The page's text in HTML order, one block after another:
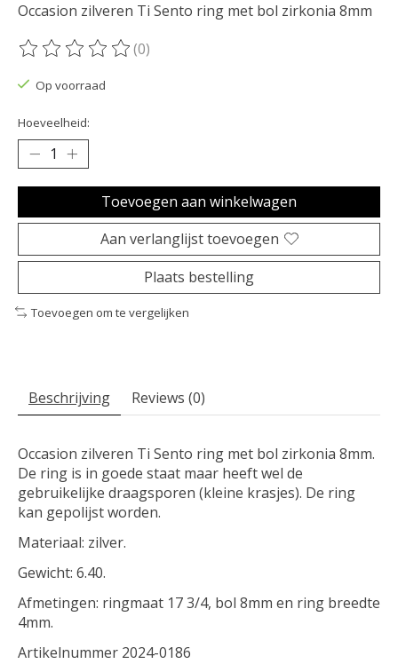
Occasion zilveren Ti Sento ring met bol zirkonia 8mm
De beoordeling van dit product is
(0)
Op voorraad
Hoeveelheid:
Toevoegen aan winkelwagen
Aan verlanglijst toevoegen
Plaats bestelling
Toevoegen om te vergelijken
Beschrijving Reviews (0)
Occasion zilveren Ti Sento ring met bol zirkonia 8mm.
De ring is in goede staat maar heeft wel de
gebruikelijke draagsporen (kleine krasjes). De ring
kan gepolijst worden.
Materiaal: zilver.
Gewicht: 6.40.
Afmetingen: ringmaat 17 3/4, bol 8mm en ring breedte
4mm.
Artikelnummer 2024-0186